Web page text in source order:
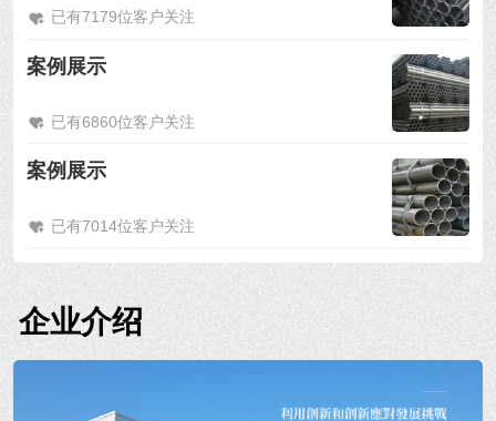
已有7179位客户关注
案例展示
已有6860位客户关注
案例展示
已有7014位客户关注
企业介绍